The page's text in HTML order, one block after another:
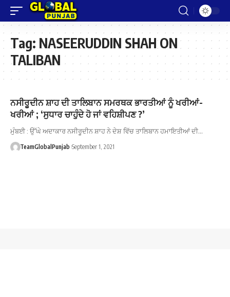
Tag: NASEERUDDIN SHAH ON
TALIBAN
ਨਸੀਰੂਦੀਨ ਸ਼ਾਹ ਦੀ ਤਾਲਿਬਾਨ ਸਮਰਥਕ ਭਾਰਤੀਆਂ ਨੂੰ ਖਰੀਆਂ-
ਖਰੀਆਂ ; ‘ਸੁਧਾਰ ਚਾਹੁੰਦੇ ਹੋ ਜਾਂ ਵਹਿਸ਼ੀਪਣ ?’
ਮੁੰਬਈ : ਉੱਘੇ ਅਦਾਕਾਰ ਨਸੀਰੂਦੀਨ ਸ਼ਾਹ ਨੇ ਦੇਸ਼ ਵਿੱਚ ਤਾਲਿਬਾਨ ਹਮਾਇਤੀਆਂ ਦੀ…
TeamGlobalPunjab September 1, 2021